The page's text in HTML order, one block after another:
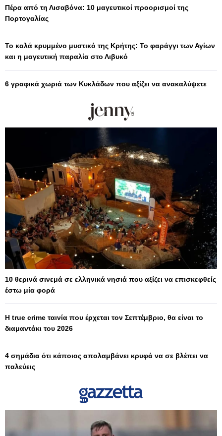
Πέρα από τη Λισαβόνα: 10 μαγευτικοί προορισμοί της
Πορτογαλίας
Το καλά κρυμμένο μυστικό της Κρήτης: Το φαράγγι των Αγίων
και η μαγευτική παραλία στο Λιβυκό
6 γραφικά χωριά των Κυκλάδων που αξίζει να ανακαλύψετε
10 θερινά σινεμά σε ελληνικά νησιά που αξίζει να επισκεφθείς
έστω μία φορά
Η true crime ταινία που έρχεται τον Σεπτέμβριο, θα είναι το
διαμαντάκι του 2026
4 σημάδια ότι κάποιος απολαμβάνει κρυφά να σε βλέπει να
παλεύεις